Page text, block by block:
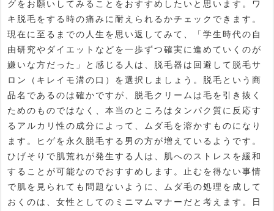
グをお願いしてみることをおすすめしたいと思います。ワ
キ脱毛をする時の痛みに耐えられるかチェックできます。
現在に至るまでの人生を思い返してみて、「学生時代の自
由研究やダイエットなどを一歩ずつ確実に進めていくのが
嫌いな方だった」と感じる人は、脱毛器は回避して脱毛サ
ロン（キレイモ溝の口）を選択しましょう。脱毛という商
品名であるのは確かですが、脱毛クリームは毛を引き抜く
ためのものではなく、本当のところはタンパク質に反応す
るアルカリ性の成分によって、ムダ毛を溶かすものになり
ます。ヒゲを永久脱毛する男の方が増えているようです。
ひげそりで肌荒れが発生する人は、肌へのストレスを緩和
することが可能なのでおすすめします。止むを得ない事情
で肌を見られても問題ないように、ムダ毛の処理を成して
おくのは、女性としてのミニマムマナーだと考えます。日